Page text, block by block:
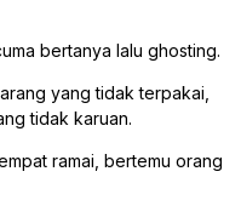
bertanya lalu ghosting.
yang tidak terpakai,
tidak karuan.
ramai, bertemu orang